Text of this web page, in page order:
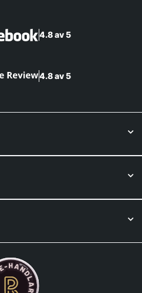
4.8 av 5
4.8 av 5